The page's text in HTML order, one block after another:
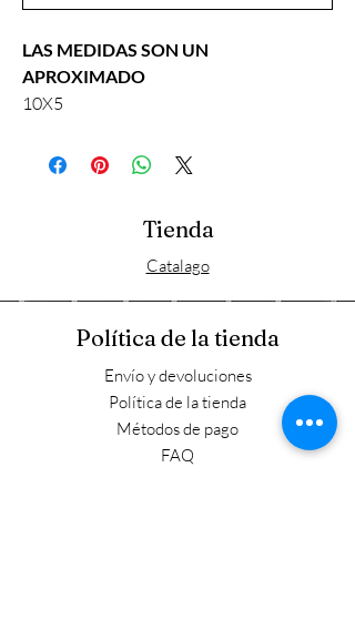
LAS MEDIDAS SON UN
APROXIMADO
10X5
Tienda
Catalago
Política de la tienda
Envío y devoluciones
Política de la tienda
Métodos de pago
FAQ